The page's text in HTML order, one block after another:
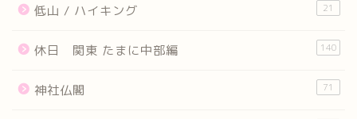
低山 / ハイキング 21
休日 関東 たまに中部編 140
神社仏閣 71